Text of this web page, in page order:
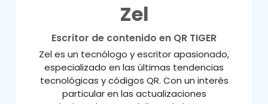
Zel
Escritor de contenido en QR TIGER
Zel es un tecnólogo y escritor apasionado,
especializado en las últimas tendencias
tecnológicas y códigos QR. Con un interés
particular en las actualizaciones